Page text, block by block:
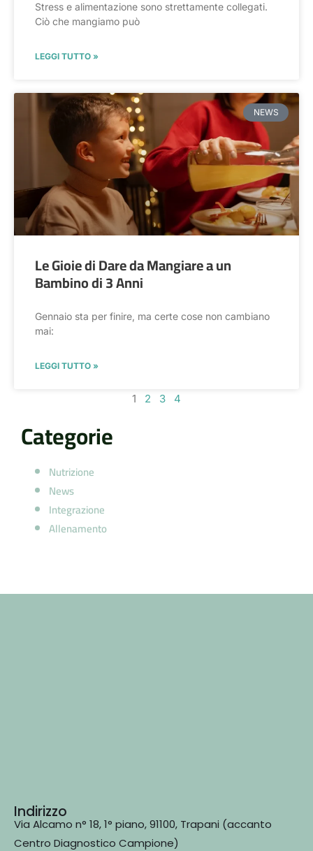
Stress e alimentazione sono strettamente collegati.
Ciò che mangiamo può
LEGGI TUTTO »
NEWS
Le Gioie di Dare da Mangiare a un
Bambino di 3 Anni
Gennaio sta per finire, ma certe cose non cambiano
mai:
LEGGI TUTTO »
1 2 3 4
Categorie
Nutrizione
News
Integrazione
Allenamento
Indirizzo
Via Alcamo n° 18, 1° piano, 91100, Trapani (accanto
Centro Diagnostico Campione)